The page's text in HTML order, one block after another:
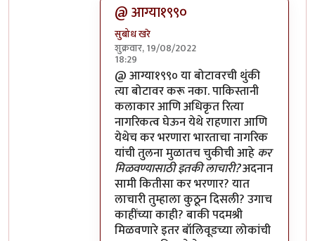
@ आग्या१९९०
सुबोध खरे
शुक्रवार, 19/08/2022
18:29
In reply toकर तर येथील कलाकारही भरतात.
@ आग्या१९९० या बोटावरची थुंकी
त्या बोटावर करू नका. पाकिस्तानी
कलाकार आणि अधिकृत रित्या
नागरिकत्व घेऊन येथे राहणारा आणि
येथेच कर भरणारा भारताचा नागरिक
यांची तुलना मुळातच चुकीची आहेकर
मिळवण्यासाठी इतकी लाचारी?अदनान
सामी कितीसा कर भरणार? यात
लाचारी तुम्हाला कुठून दिसली? उगाच
काहींच्या काही? बाकी पदमश्री
मिळवणारे इतर बॉलिवूडच्या लोकांची